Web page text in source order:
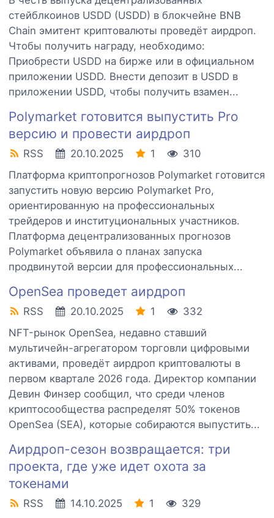
стейблкоинов USDD (USDD) в блокчейне BNB
Chain эмитент криптовалюты проведёт аирдроп.
Чтобы получить награду, необходимо:
Приобрести USDD на бирже или в официальном
приложении USDD. Внести депозит в USDD в
приложении USDD, чтобы получить взамен...
Polymarket готовится выпустить Pro
версию и провести аирдроп
RSS 20.10.2025 1
310
Платформа криптопрогнозов Polymarket готовится
запустить новую версию Polymarket Pro,
ориентированную на профессиональных
трейдеров и институциональных участников.
Платформа децентрализованных прогнозов
Polymarket объявила о планах запуска
продвинутой версии для профессиональных...
OpenSea проведет аирдроп
RSS 20.10.2025 1
332
NFT-рынок OpenSea, недавно ставший
мультичейн-агрегатором торговли цифровыми
активами, проведёт аирдроп криптовалюты в
первом квартале 2026 года. Директор компании
Девин Финзер сообщил, что среди членов
криптосообщества распределят 50% токенов
OpenSea (SEA), которые собираются выпустить...
Аирдроп-сезон возвращается: три
проекта, где уже идет охота за
токенами
RSS 14.10.2025 1
329